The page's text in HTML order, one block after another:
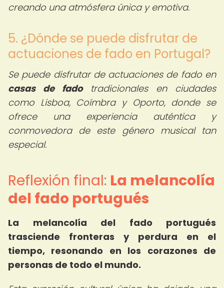
creando una atmósfera única y emotiva.
5. ¿Dónde se puede disfrutar de
actuaciones de fado en Portugal?
Se puede disfrutar de actuaciones de fado en
casas de fadotradicionales en ciudades
como Lisboa, Coímbra y Oporto, donde se
ofrece una experiencia auténtica y
conmovedora de este género musical tan
especial.
Reflexión final: La melancolía
del fado portugués
La melancolía del fado portugués
trasciende fronteras y perdura en el
tiempo, resonando en los corazones de
personas de todo el mundo.